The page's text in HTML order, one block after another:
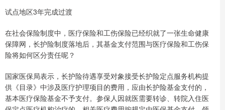
试点地区3年完成过渡
在社会保险制度中，医疗保险和工伤保险已经织就了一张生命健康
保障网，长护险制度落地后，其基金支付范围与医疗保险和工伤保
险将如何区分责任呢？
国家医保局表示，长护险待遇享受对象接受长护险定点服务机构提
供《目录》中涉及医疗护理项目的费用，应由长护险基金支付的，
基本医疗保险基金不予支付。参保人因就医需要转诊、转院入住医